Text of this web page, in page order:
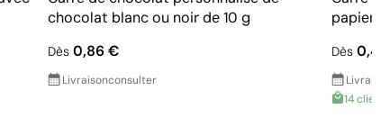
chocolat blanc ou noir de 10 g
Dès 0,86 €
Livraisonconsulter
papier
Dès
14